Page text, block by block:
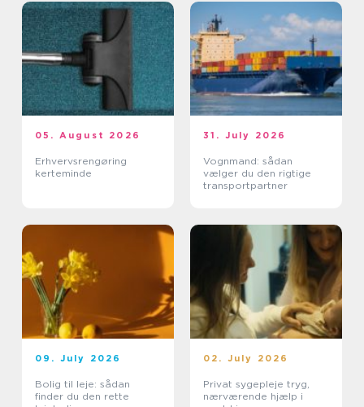
05. August 2026
Erhvervsrengøring
kerteminde
31. July 2026
Vognmand: sådan
vælger du den rigtige
transportpartner
09. July 2026
Bolig til leje: sådan
finder du den rette
02. July 2026
Privat sygepleje tryg,
nærværende hjælp i